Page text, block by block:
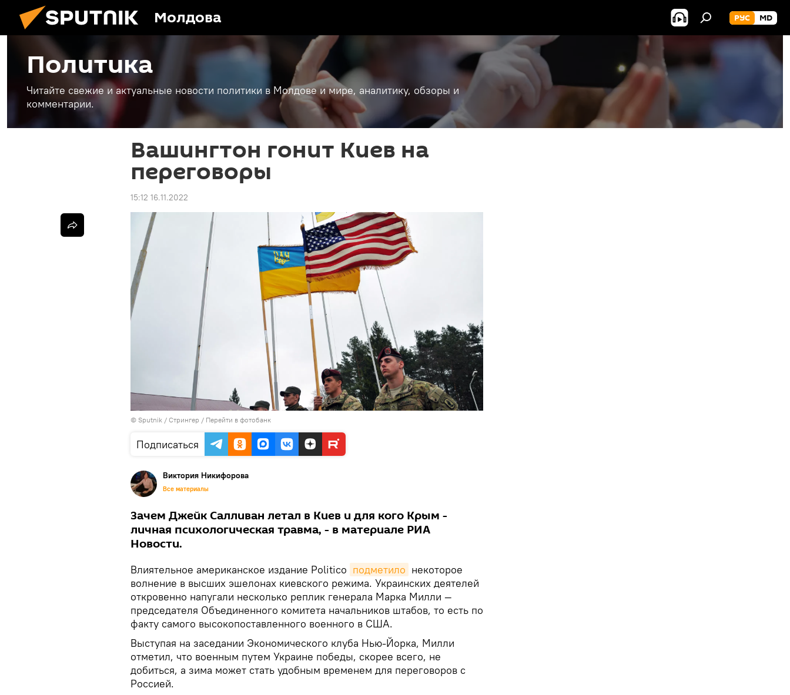
Молдова РУС MD
Политика
Читайте свежие и актуальные новости политики в Молдове и мире, аналитику, обзоры и
комментарии.
Вашингтон гонит Киев на
переговоры
15:12 16.11.2022
© Sputnik / Стрингер / Перейти в фотобанк
Подписаться
Виктория Никифорова
Все материалы
Зачем Джейк Салливан летал в Киев и для кого Крым -
личная психологическая травма, - в материале РИА
Новости.
Влиятельное американское издание Politico подметило некоторое
волнение в высших эшелонах киевского режима. Украинских деятелей
откровенно напугали несколько реплик генерала Марка Милли —
председателя Объединенного комитета начальников штабов, то есть по
факту самого высокопоставленного военного в США.
Выступая на заседании Экономического клуба Нью-Йорка, Милли
отметил, что военным путем Украине победы, скорее всего, не
добиться, а зима может стать удобным временем для переговоров с
Россией.